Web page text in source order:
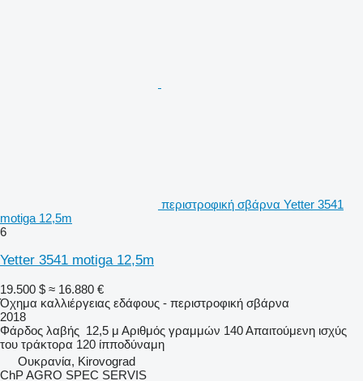
περιστροφική σβάρνα Yetter 3541
motiga 12,5m
6
Yetter 3541 motiga 12,5m
19.500 $ ≈ 16.880 €
Όχημα καλλιέργειας εδάφους - περιστροφική σβάρνα
2018
Φάρδος λαβής 12,5 μ Αριθμός γραμμών 140Απαιτούμενη ισχύς
του τράκτορα 120 ίπποδύναμη
Ουκρανία, Kirovograd
ChP AGRO SPEC SERVIS